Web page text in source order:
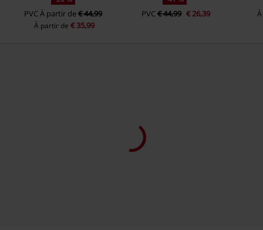
PVCÀ partir de€ 44,99
À partir de€ 35,99
PVC€ 44,99 € 26,39